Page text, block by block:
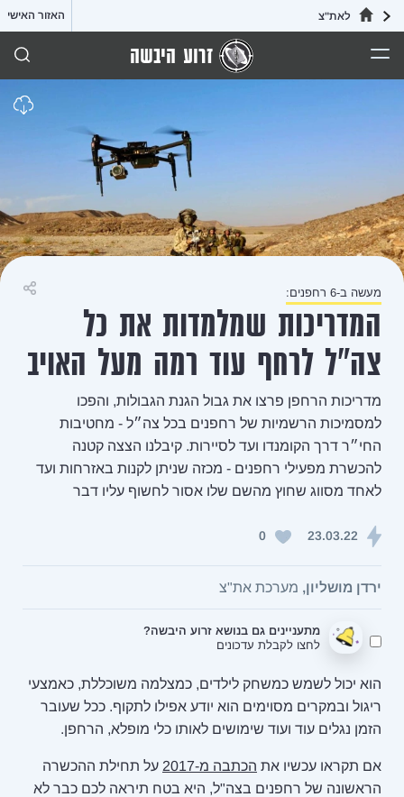
האזור האישי לאת"צ
זרוע היבשה
מעשה ב-6 רחפנים:
המדריכות שמלמדות את כל
צה"ל לרחף עוד רמה מעל האויב
מדריכות הרחפן פרצו את גבול הגנת הגבולות, והפכו
למסמיכות הרשמיות של רחפנים בכל צה״ל - מחטיבות
החי״ר דרך הקומנדו ועד לסיירות. קיבלנו הצצה קטנה
להכשרת מפעילי רחפנים - מכזה שניתן לקנות באזרחות ועד
לאחד מסווג שחוץ מהשם שלו אסור לחשוף עליו דבר
23.03.22
0
ירדן מושליון, מערכת את"צ
מתעניינים גם בנושא זרוע היבשה?
לחצו לקבלת עדכונים
הוא יכול לשמש כמשחק לילדים, כמצלמה משוכללת, כאמצעי
ריגול ובמקרים מסוימים הוא יודע אפילו לתקוף. ככל שעובר
הזמן נגלים עוד ועוד שימושים לאותו כלי מופלא, הרחפן.
אם תקראו עכשיו את הכתבה מ-2017
על תחילת ההכשרה
הראשונה של רחפנים בצה"ל, היא בטח תיראה לכם כבר לא